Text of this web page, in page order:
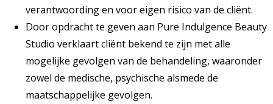
verantwoording en voor eigen risico van de cliënt.
Door opdracht te geven aan Pure Indulgence Beauty
Studio verklaart cliënt bekend te zijn met alle
mogelijke gevolgen van de behandeling, waaronder
zowel de medische, psychische alsmede de
maatschappelijke gevolgen.